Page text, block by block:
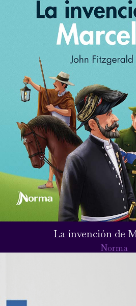
La invención de
Norma